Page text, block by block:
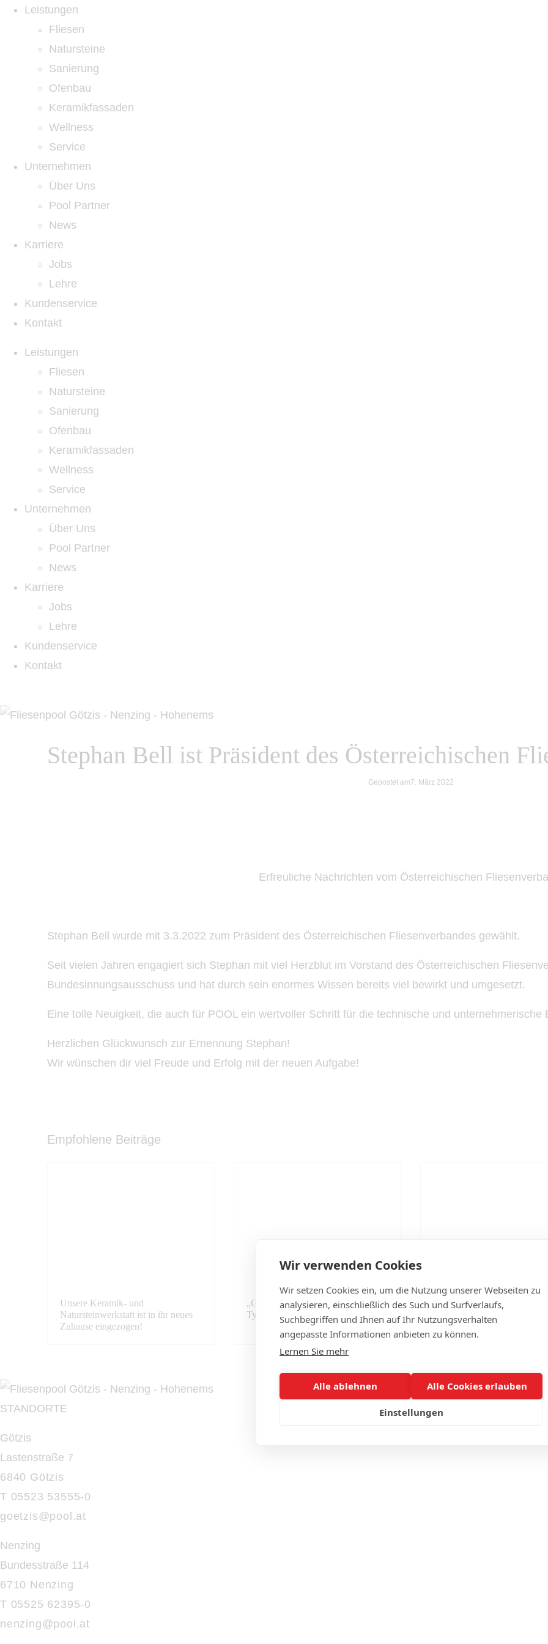
Wir verwenden Cookies
Wir setzen Cookies ein, um die Nutzung unserer Webseiten zu
analysieren, einschließlich des Such und Surfverlaufs,
Suchbegriffen und Ihnen auf Ihr Nutzungsverhalten
angepasste Informationen anbieten zu können.
Lernen Sie mehr
Alle ablehnen Alle Cookies erlauben
Einstellungen
Leistungen
Fliesen
Natursteine
Sanierung
Ofenbau
Keramikfassaden
Wellness
Service
Unternehmen
Über Uns
Pool Partner
News
Karriere
Jobs
Lehre
Kundenservice
Kontakt
Leistungen
Fliesen
Natursteine
Sanierung
Ofenbau
Keramikfassaden
Wellness
Service
Unternehmen
Über Uns
Pool Partner
News
Karriere
Jobs
Lehre
Kundenservice
Kontakt
Stephan Bell ist Präsident des Österreichischen
Gepostet am7. März 2022
Erfreuliche Nachrichten vom Österreichischen
Stephan Bell wurde mit 3.3.2022 zum Präsident des Österreichischen Fliesenverbandes gewählt.
Seit vielen Jahren engagiert sich Stephan mit viel Herzblut im Vorstand des Österreichischen
Bundesinnungsausschuss und hat durch sein enormes Wissen bereits viel bewirkt und umgesetzt.
Eine tolle Neuigkeit, die auch für POOL ein wertvoller Schritt für die technische und unternehmerische
Herzlichen Glückwunsch zur Ernennung Stephan!
Wir wünschen dir viel Freude und Erfolg mit der neuen Aufgabe!
Empfohlene Beiträge
Unsere Keramik- und
Natursteinwerkstatt ist in ihr neues
Zuhause eingezogen!
„Geben für Leben“ –
Typisierungsaktion
Warum jetzt der richtige
für einen neuen Ofen ist
STANDORTE
Götzis
Lastenstraße 7
6840 Götzis
T 05523 53555-0
goetzis@pool.at
Nenzing
Bundesstraße 114
6710 Nenzing
T 05525 62395-0
nenzing@pool.at